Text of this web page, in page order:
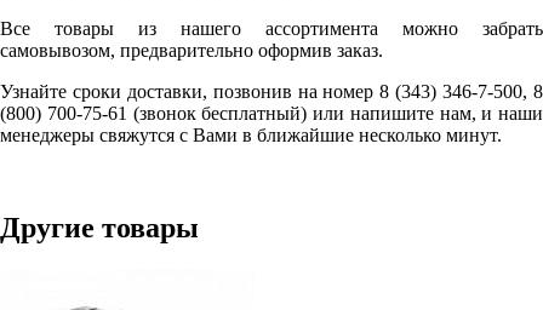
Все товары из нашего ассортимента можно забрать
самовывозом, предварительно оформив заказ.
Узнайте сроки доставки, позвонив на номер 8 (343) 346-7-500, 8
(800) 700-75-61 (звонок бесплатный) или напишите нам, и наши
менеджеры свяжутся с Вами в ближайшие несколько минут.
Другие товары